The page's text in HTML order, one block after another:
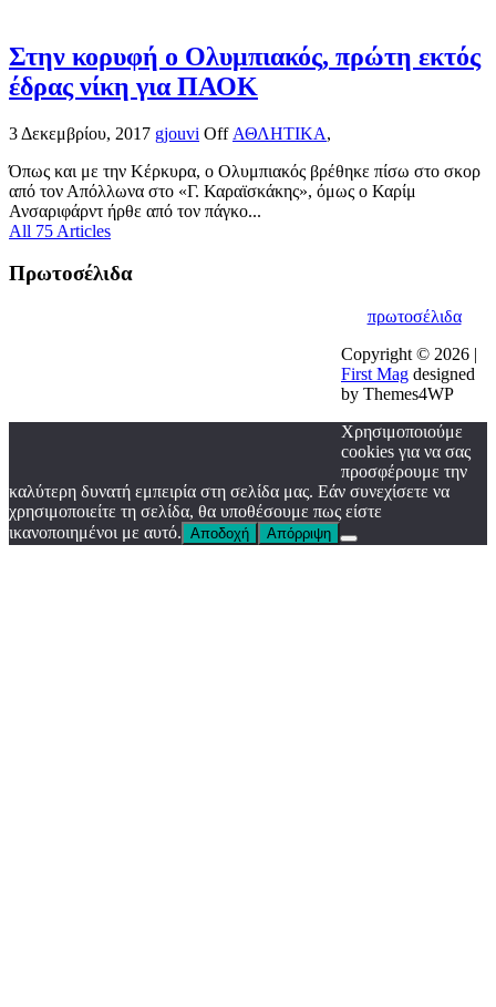
Στην κορυφή ο Ολυμπιακός, πρώτη εκτός
έδρας νίκη για ΠΑΟΚ
3 Δεκεμβρίου, 2017 gjouvi Off ΑΘΛΗΤΙΚΑ,
Όπως και με την Κέρκυρα, ο Ολυμπιακός βρέθηκε πίσω στο σκορ
από τον Απόλλωνα στο «Γ. Καραϊσκάκης», όμως ο Καρίμ
Ανσαριφάρντ ήρθε από τον πάγκο...
All 75 Articles
Πρωτοσέλιδα
πρωτοσέλιδα
Copyright © 2026 |
First Mag designed
by Themes4WP
Χρησιμοποιούμε
cookies για να σας
προσφέρουμε την
καλύτερη δυνατή εμπειρία στη σελίδα μας. Εάν συνεχίσετε να
χρησιμοποιείτε τη σελίδα, θα υποθέσουμε πως είστε
ικανοποιημένοι με αυτό. Αποδοχή Απόρριψη